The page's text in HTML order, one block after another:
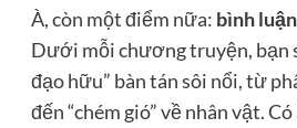
À, còn một điểm nữa: bình
Dưới mỗi chương truyện, bạn
đạo hữu” bàn tán sôi nổi, từ
đến “chém gió” về nhân vật.